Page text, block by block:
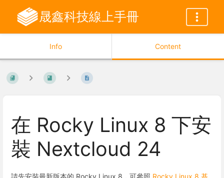
晟鑫科技線上手冊
Info Content
在 Rocky Linux 8 下安
裝 Nextcloud 24
請先安裝最新版本的 Rocky Linux 8，可參照 Rocky Linux 8 基